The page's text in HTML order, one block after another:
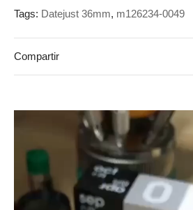
Tags: Datejust 36mm, m126234-0049
Compartir